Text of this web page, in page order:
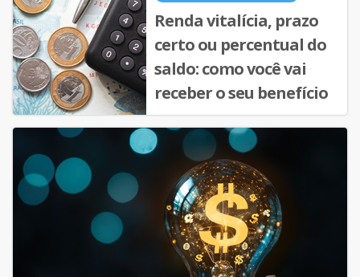
Renda vitalícia, prazo
certo ou percentual do
saldo: como você vai
receber o seu benefício